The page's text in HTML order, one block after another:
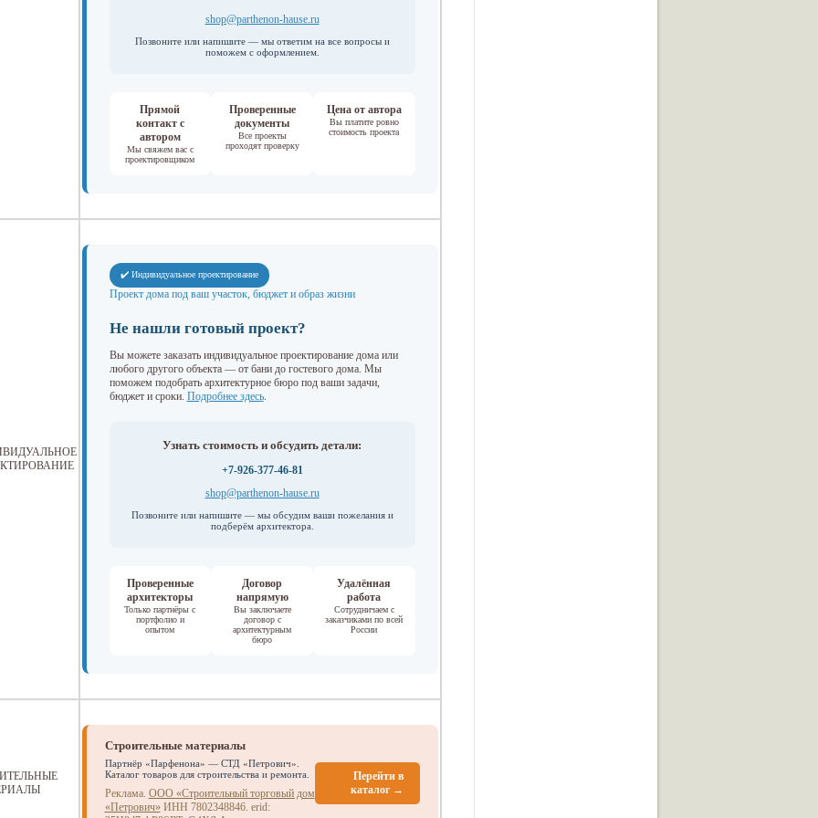
shop@parthenon-hause.ru
Позвоните или напишите — мы ответим на все вопросы и
поможем с оформлением.
Прямой
контакт с
автором
Мы свяжем вас с
проектировщиком
Проверенные
документы
Все проекты
проходят проверку
Цена от автора
Вы платите ровно
стоимость проекта
✔️ Индивидуальное проектирование
Проект дома под ваш участок, бюджет и образ жизни
Не нашли готовый проект?
Вы можете заказать индивидуальное проектирование дома или
любого другого объекта — от бани до гостевого дома. Мы
поможем подобрать архитектурное бюро под ваши задачи,
бюджет и сроки. Подробнее здесь.
Узнать стоимость и обсудить детали:
+7-926-377-46-81
shop@parthenon-hause.ru
Позвоните или напишите — мы обсудим ваши пожелания и
подберём архитектора.
Проверенные
архитекторы
Только партнёры с
портфолио и
опытом
Договор
напрямую
Вы заключаете
договор с
архитектурным
бюро
Удалённая
работа
Сотрудничаем с
заказчиками по всей
России
Строительные материалы
Партнёр «Парфенона» — СТД «Петрович».
Каталог товаров для строительства и ремонта.
Реклама. ООО «Строительный торговый дом
«Петрович» ИНН 7802348846. erid:
Перейти в
каталог →